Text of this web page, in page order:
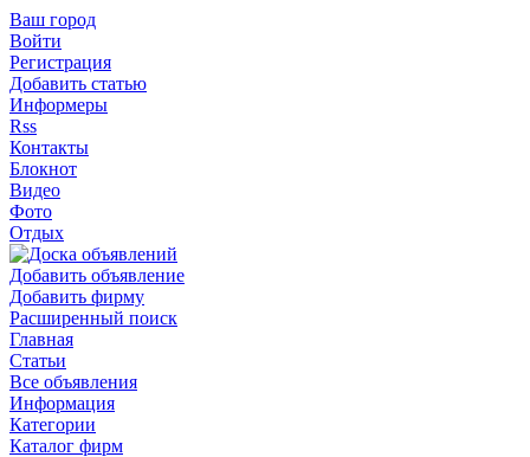
Ваш город
Войти
Регистрация
Добавить статью
Информеры
Rss
Контакты
Блокнот
Видео
Фото
Отдых
Добавить объявление
Добавить фирму
Расширенный поиск
Главная
Статьи
Все объявления
Информация
Категории
Каталог фирм